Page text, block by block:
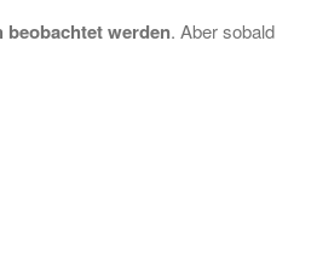
beobachtet werden. Aber sobald